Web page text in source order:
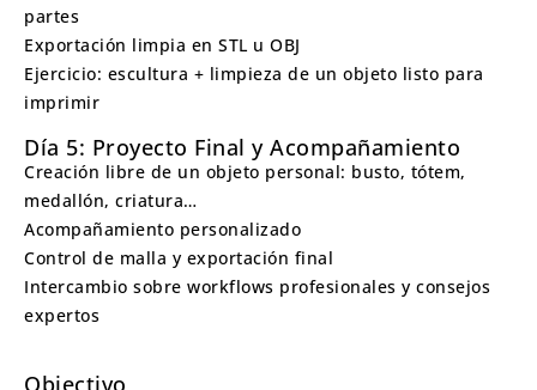
partes
Exportación limpia en STL u OBJ
Ejercicio: escultura + limpieza de un objeto listo para
imprimir
Día 5: Proyecto Final y Acompañamiento
Creación libre de un objeto personal: busto, tótem,
medallón, criatura…
Acompañamiento personalizado
Control de malla y exportación final
Intercambio sobre workflows profesionales y consejos
expertos
Objectivo